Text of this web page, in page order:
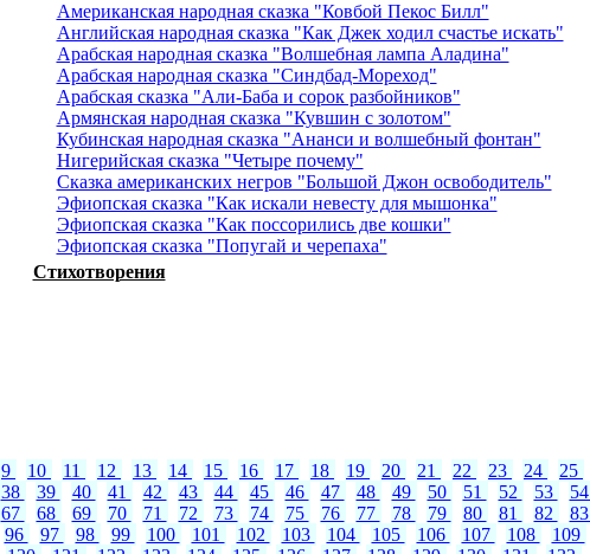
Американская народная сказка "Ковбой Пекос Билл"
Английская народная сказка "Как Джек ходил счастье искать"
Арабская народная сказка "Волшебная лампа Аладина"
Арабская народная сказка "Синдбад-Мореход"
Арабская сказка "Али-Баба и сорок разбойников"
Армянская народная сказка "Кувшин с золотом"
Кубинская народная сказка "Ананси и волшебный фонтан"
Нигерийская сказка "Четыре почему"
Сказка американских негров "Большой Джон освободитель"
Эфиопская сказка "Как искали невесту для мышонка"
Эфиопская сказка "Как поссорились две кошки"
Эфиопская сказка "Попугай и черепаха"
Стихотворения
9 10 11 12 13 14 15 16 17 18 19 20 21 22 23 24 25
38 39 40 41 42 43 44 45 46 47 48 49 50 51 52 53 54
67 68 69 70 71 72 73 74 75 76 77 78 79 80 81 82 83
96 97 98 99 100 101 102 103 104 105 106 107 108 109